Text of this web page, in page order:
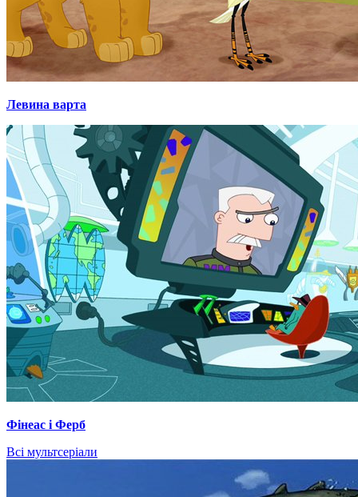
Левина варта
Фінеас і Ферб
Всі мультсеріали